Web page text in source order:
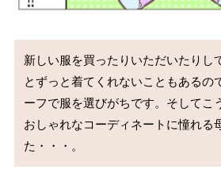
新しい服を買ったりいただいたりし
とずっと着てくれないこともあるの
ーフで服を選びがちです。そしてこ
おしゃれなコーディネートに憧れる